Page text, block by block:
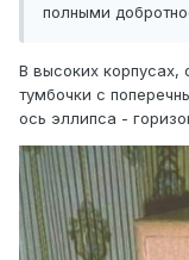
полными
В высоких
тумбочки с
ось эллипса -